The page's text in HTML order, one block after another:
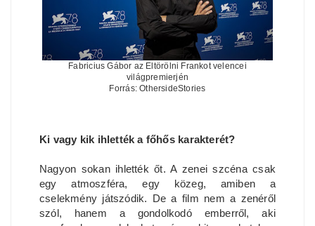
Fabricius Gábor az Eltörölni Frankot velencei
világpremierjén
Forrás: OthersideStories
Ki vagy kik ihlették a főhős karakterét?
Nagyon sokan ihlették őt. A zenei szcéna csak
egy atmoszféra, egy közeg, amiben a
cselekmény játszódik. De a film nem a zenéről
szól, hanem a gondolkodó emberről, aki